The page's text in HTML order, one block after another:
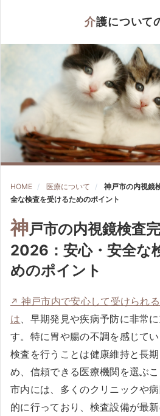
介護について
HOME 医療について
神戸市の内視鏡
全な検査を受けるためのポイント
神戸市の内視鏡検査
2026：安心・安全な
めのポイント
神戸市内で安心して受けられ
は、早期発見や疾病予防に非常
す。特に胃や腸の不調を感じて
検査を行うことは健康維持と長
め、信頼できる医療機関を選ぶ
市内には、多くのクリニックや
的に行っており、検査設備が最